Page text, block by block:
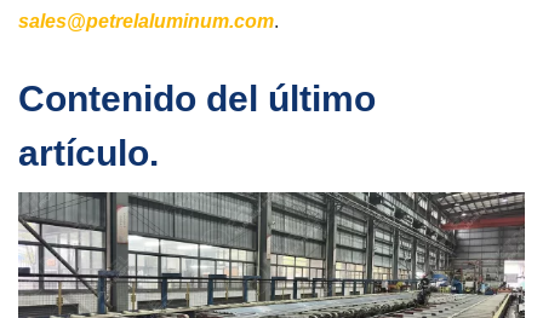
sales@petrelaluminum.com.
Contenido del último
artículo.